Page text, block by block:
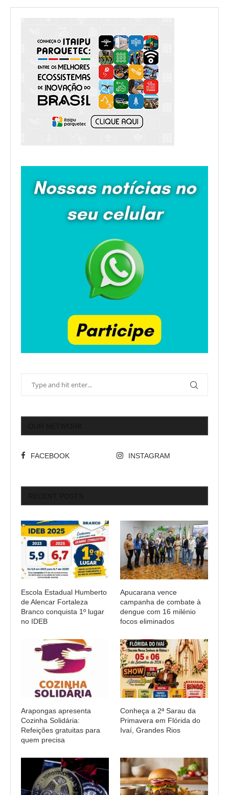
FACEBOOK INSTAGRAM
Escola Estadual Humberto
de Alencar Fortaleza
Branco conquista 1º lugar
no IDEB
Apucarana vence
campanha de combate à
dengue com 16 milénio
focos eliminados
Arapongas apresenta
Cozinha Solidária:
Refeições gratuitas para
quem precisa
Conheça a 2ª Sarau da
Primavera em Flórida do
Ivaí, Grandes Rios